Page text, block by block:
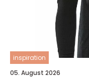
inspiration
05. August 2026